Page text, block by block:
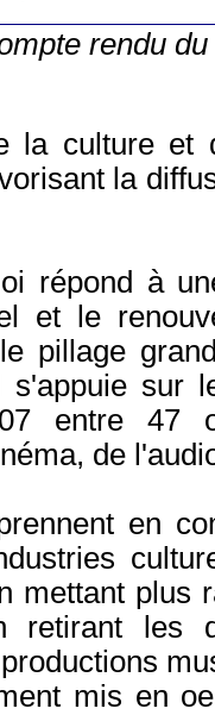
rendu
la culture et
la
répond à
et le
pillage
s'appuie sur
entre 47
de
en
mettant plus
retirant les
mis en